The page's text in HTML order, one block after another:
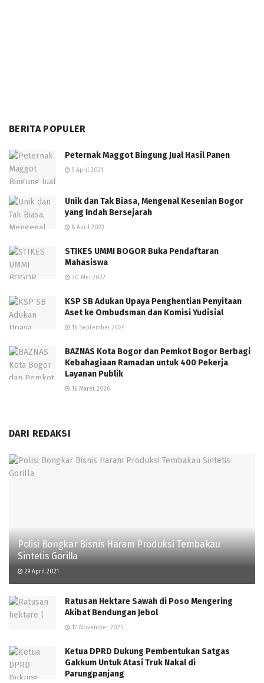
BERITA POPULER
Peternak Maggot Bingung Jual Hasil Panen
9 April 2021
Unik dan Tak Biasa, Mengenal Kesenian Bogor
yang Indah Bersejarah
8 April 2023
STIKES UMMI BOGOR Buka Pendaftaran
Mahasiswa
30 Mei 2022
KSP SB Adukan Upaya Penghentian Penyitaan
Aset ke Ombudsman dan Komisi Yudisial
16 September 2024
BAZNAS Kota Bogor dan Pemkot Bogor Berbagi
Kebahagiaan Ramadan untuk 400 Pekerja
Layanan Publik
16 Maret 2026
DARI REDAKSI
Polisi Bongkar Bisnis Haram Produksi Tembakau
Sintetis Gorilla
29 April 2021
Ratusan Hektare Sawah di Poso Mengering
Akibat Bendungan Jebol
12 November 2025
Ketua DPRD Dukung Pembentukan Satgas
Gakkum Untuk Atasi Truk Nakal di
Parungpanjang